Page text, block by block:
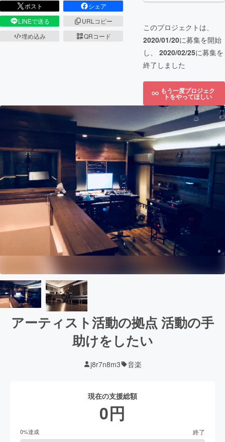
ポスト
シェア
LINEで送る
URLコピー
埋め込み
QRコード
このプロジェクトは、
2020/01/20に募集を開始
し、 2020/02/25に募集を
終了しました
もう一度プロジェク
トをやってほしい
アーティスト活動の拠点 活動の手
助けをしたい
j8r7n8m3 音楽
現在の支援総額
0円
0%達成 終了